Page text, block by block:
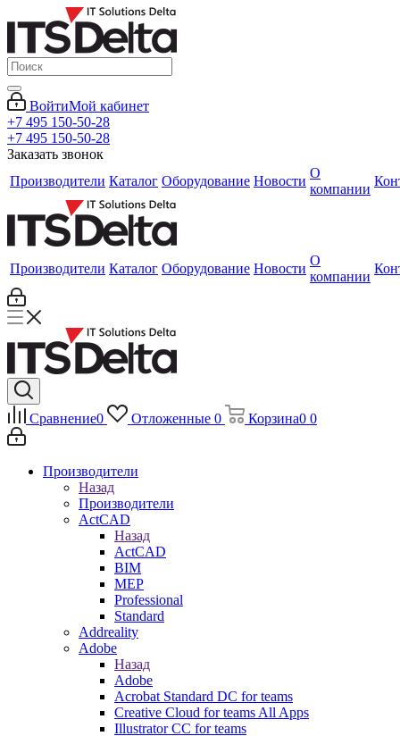
ВойтиМой кабинет
+7 495 150-50-28
+7 495 150-50-28
Заказать звонок
Производители Каталог Оборудование Новости
О
компании
Производители Каталог Оборудование Новости
О
компании
Сравнение0 Отложенные 0 Корзина0 0
Производители
Назад
Производители
ActCAD
Назад
ActCAD
BIM
MEP
Professional
Standard
Addreality
Adobe
Назад
Adobe
Acrobat Standard DC for teams
Creative Cloud for teams All Apps
Illustrator CC for teams